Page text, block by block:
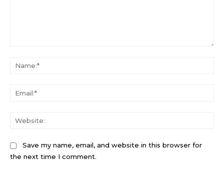
Save my name, email, and website in this browser for
the next time I comment.